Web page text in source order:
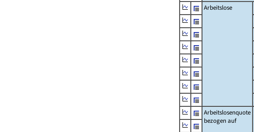
Arbeitslose
Arbeitslosenquote
bezogen auf